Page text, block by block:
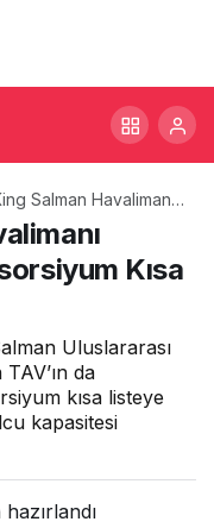
Salman Havalimanı
6 İçin Üç
Kısa Listeye Girdi
Kısa
Uluslararası
da
kısa listeye
kapasitesi